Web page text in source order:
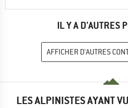
IL Y A D'AUTRES
AFFICHER D'AUTRES
LES ALPINISTES AYANT